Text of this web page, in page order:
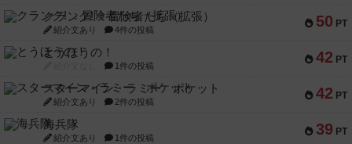
50 PT
クランク! ：冒険者たち（拡張）
紹介文あり 4件の投稿
42 PT
とうほうの！
1件の投稿
42 PT
スターマイン・ラミー ポケット
紹介文あり 2件の投稿
39 PT
海兵隊
紹介文あり 1件の投稿